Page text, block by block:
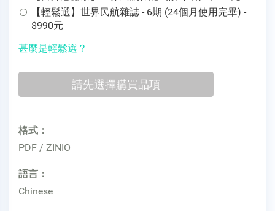
【輕鬆選】世界民航雜誌 - 6期 (24個月使用完畢) -
$990元
甚麼是輕鬆選？
格式：
PDF / ZINIO
語言：
Chinese